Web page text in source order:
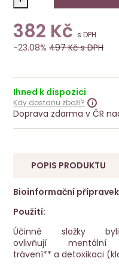
382 Kčs DPH
-23.08% 497Kč s DPH
Ihned k dispozici
Kdy dostanu zboží?
Doprava zdarma v ČR
POPIS PRODUKTU
Bioinformační
Použití:
Účinné složky
ovlivňují
trávení** a detoxikaci